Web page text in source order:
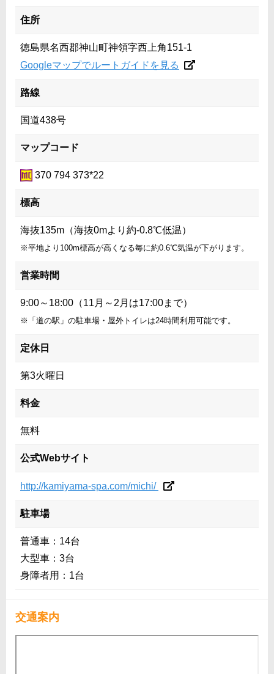
住所
徳島県名西郡神山町神領字西上角151-1
Googleマップでルートガイドを見る
路線
国道438号
マップコード
370 794 373*22
標高
海抜135m（海抜0mより約-0.8℃低温）
※平地より100m標高が高くなる毎に約0.6℃気温が下がります。
営業時間
9:00～18:00（11月～2月は17:00まで）
※「道の駅」の駐車場・屋外トイレは24時間利用可能です。
定休日
第3火曜日
料金
無料
公式Webサイト
http://kamiyama-spa.com/michi/
駐車場
普通車：14台
大型車：3台
身障者用：1台
交通案内